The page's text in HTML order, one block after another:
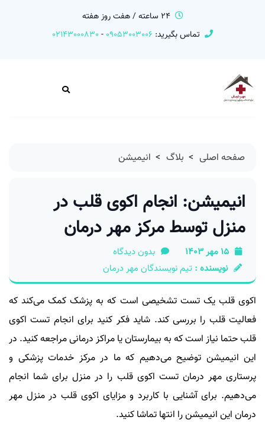
24 ساعته / هفت روز هفته
تماس بگیرید: 09053003006
-
02143000830
صفحه اصلی > بلاگ > انیمیشن
انیمیشن: انجام اکوی قلب در
منزل توسط مرکز مهر درمان
15 مهر 1403
بدون دیدگاه
نویسنده : تیم نویسندگان مهر درمان
اکوی قلب یک تست تشخیصی است که به پزشک کمک می‌کند که
فعالیت قلب را بررسی کند. شاید فکر کنید برای انجام تست اکوی
قلب حتما نیاز است که به بیمارستان یا مراکز درمانی مراجعه کنید. در
این انیمیشن توضیح می‌دهیم که ما در مرکز خدمات پزشکی و
پرستاری مهر درمان تست اکوی قلب را در منزل برای شما انجام
می‌دهیم. برای آشنایی با کاربرد و مزایای اکوی قلب در منزل مهر
درمان این انیمیشن را انتها تماشا کنید.